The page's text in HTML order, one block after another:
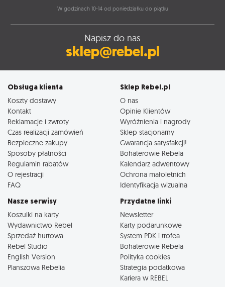
W godzinach 10-14 od poniedziałku do piątku
Napisz do nas
sklep@rebel.pl
Obsługa klienta
Koszty dostawy
Kontakt
Reklamacje i zwroty
Czas realizacji zamówień
Bezpieczne zakupy
Sposoby płatności
Regulamin rabatów
O rejestracji
FAQ
Sklep Rebel.pl
O nas
Opinie Klientów
Wyróżnienia i nagrody
Sklep stacjonarny
Gwarancja satysfakcji!
Bohaterowie Rebela
Kalendarz adwentowy
Ochrona małoletnich
Identyfikacja wizualna
Nasze serwisy
Koszulki na karty
Wydawnictwo Rebel
Sprzedaż hurtowa
Rebel Studio
English Version
Planszowa Rebelia
Przydatne linki
Newsletter
Karty podarunkowe
System PDK i trofea
Bohaterowie Rebela
Polityka cookies
Strategia podatkowa
Kariera w REBEL